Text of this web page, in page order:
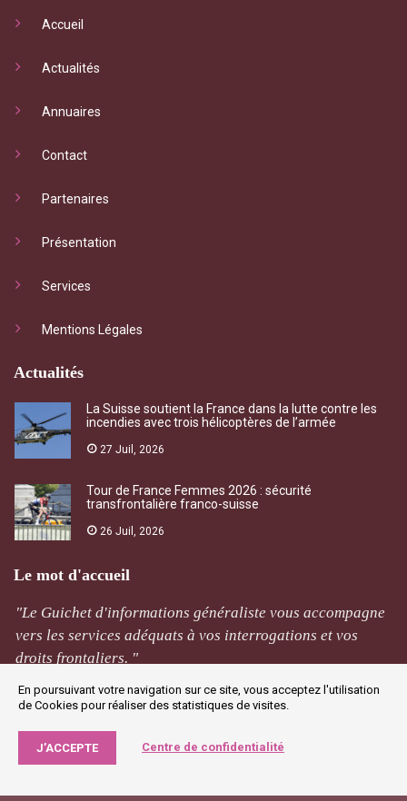
Accueil
Actualités
Annuaires
Contact
Partenaires
Présentation
Services
Mentions Légales
Actualités
La Suisse soutient la France dans la lutte contre les
incendies avec trois hélicoptères de l’armée
27 Juil, 2026
Tour de France Femmes 2026 : sécurité
transfrontalière franco-suisse
26 Juil, 2026
Le mot d'accueil
"Le Guichet d'informations généraliste vous accompagne
vers les services adéquats à vos interrogations et vos
droits frontaliers. "
M Rivière Jougne
En poursuivant votre navigation sur ce site, vous acceptez l'utilisation
de Cookies pour réaliser des statistiques de visites.
J’ACCEPTE Centre de confidentialité